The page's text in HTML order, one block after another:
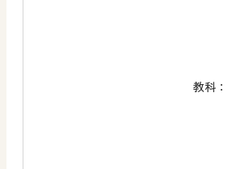
教科：